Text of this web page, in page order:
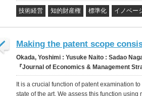
技術経営 知的財産権 標準化 イノベー
Making the patent scope
Okada, Yoshimi : Yusuke Naito : Sadao
『Journal of Economics & Management
It is a crucial function of patent examination
state of the art. We assess this function